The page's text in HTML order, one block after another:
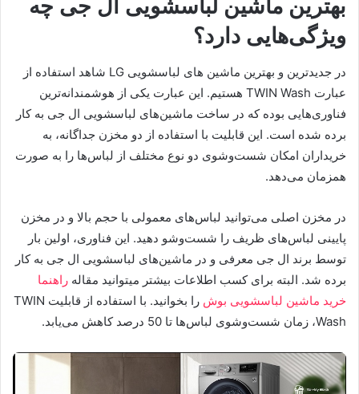
بهترین ماشین لباسشویی ال جی چه
ویژگی‌هایی دارد؟
در جدیدترین و بهترین ماشین های لباسشویی‌ LG شاهد استفاده از
عبارت TWIN Wash هستیم. این عبارت یکی از هوشمندانه‌ترین
فناوری‌هایی بوده که در ساخت ماشین‌های لباسشویی‌ ال جی به کار
برده شده است. این قابلیت با استفاده از دو مخزن جداگانه، به
خریداران امکان شست‌وشوی دو نوع مختلف از لباس‌ها را به صورت
همزمان می‌دهد.
در مخزن اصلی می‌توانید لباس‌های معمولی با حجم بالا و در مخزن
پایینی لباس‌های ظریف را شست‌وشو دهید. این فناوری، اولین بار
توسط برند ال جی معرفی و در ماشین‌های لباسشویی‌ ال جی به کار
برده شد. البته برای کسب اطلاعات بیشتر میتوانید مقاله راهنما
خرید ماشین لباسشویی بوش
را بخوانید. با استفاده از قابلیت TWIN
Wash، زمان شست‌وشوی لباس‌ها تا 50 درصد کاهش می‌یابد.